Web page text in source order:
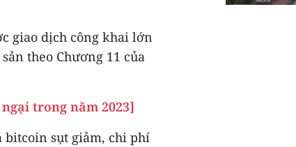
giao dịch công khai lớn
theo Chương 11 của
trong năm 2023]
bitcoin sụt giảm, chi phí